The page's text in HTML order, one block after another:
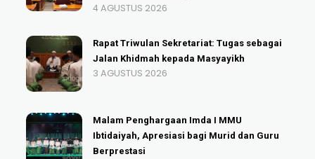
4 AGUSTUS 2026
Rapat Triwulan Sekretariat: Tugas sebagai
Jalan Khidmah kepada Masyayikh
3 AGUSTUS 2026
Malam Penghargaan Imda I MMU
Ibtidaiyah, Apresiasi bagi Murid dan Guru
Berprestasi